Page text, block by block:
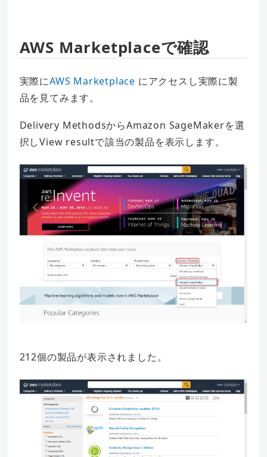
AWS Marketplaceで確認
実際にAWS Marketplace にアクセスし実際に製
品を見てみます。
Delivery MethodsからAmazon SageMakerを選
択しView resultで該当の製品を表示します。
212個の製品が表示されました。